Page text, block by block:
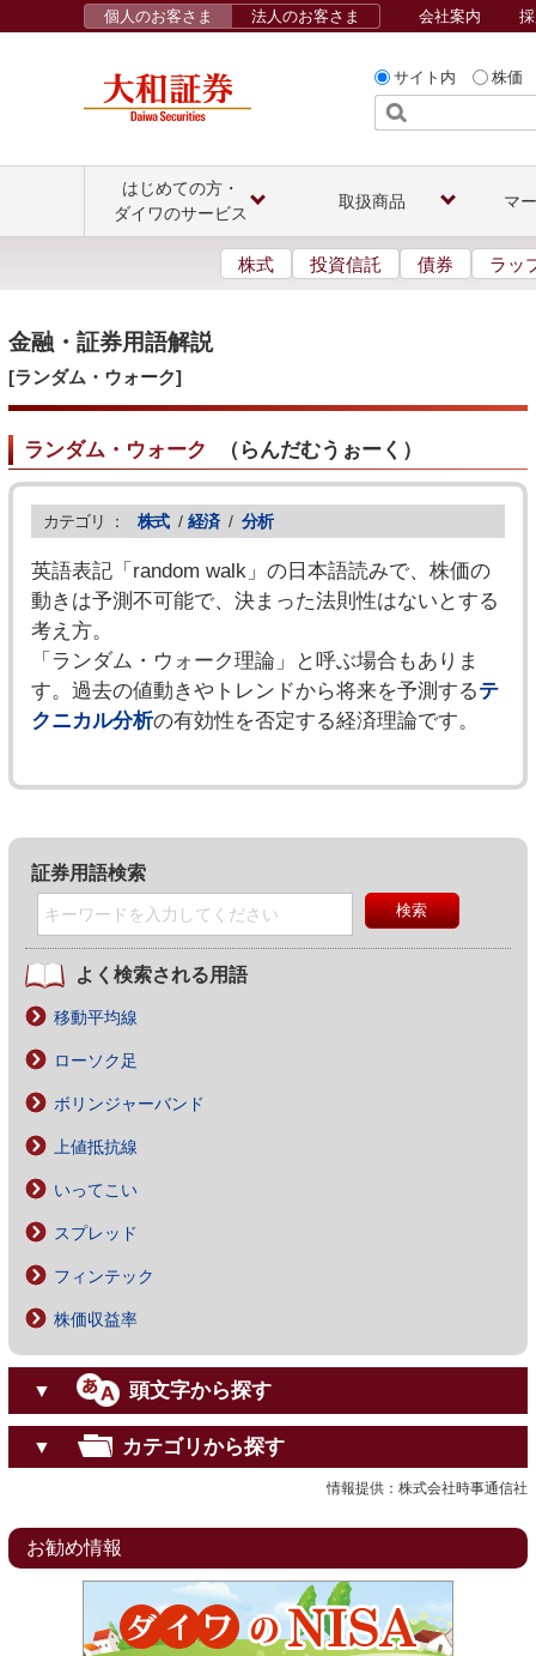
サイト内 株価
個人のお客さま 法人のお客さま 会社案内
はじめての方・
ダイワのサービス
取扱商品 マ
株式 投資信託 債券 ラッ
金融・証券用語解説
[ランダム・ウォーク]
ランダム・ウォーク （ らんだむうぉーく ）
カテゴリ ： 株式 / 経済 / 分析
英語表記「random walk」の日本語読みで、株価の
動きは予測不可能で、決まった法則性はないとする
考え方。
「ランダム・ウォーク理論」と呼ぶ場合もありま
す。過去の値動きやトレンドから将来を予測するテ
クニカル分析の有効性を否定する経済理論です。
証券用語検索
よく検索される用語
移動平均線
ローソク足
ボリンジャーバンド
上値抵抗線
いってこい
スプレッド
フィンテック
株価収益率
▼ 頭文字から探す
▼ カテゴリから探す
情報提供：株式会社時事通信社
お勧め情報